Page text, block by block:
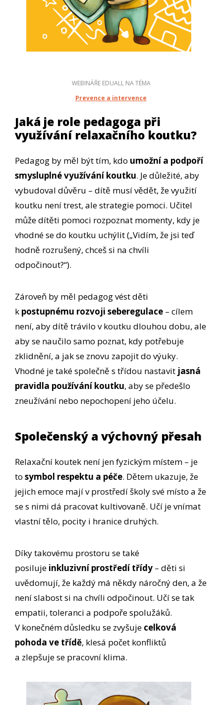
WEBINÁŘE EDUALL NA TÉMA
Prevence a intervence
Jaká je role pedagoga při
využívání relaxačního koutku?
Pedagog by měl být tím, kdo umožní a podpoří
smysluplné využívání koutku. Je důležité, aby
vybudoval důvěru – dítě musí vědět, že využití
koutku není trest, ale strategie pomoci. Učitel
může dítěti pomoci rozpoznat momenty, kdy je
vhodné se do koutku uchýlit („Vidím, že jsi teď
hodně rozrušený, chceš si na chvíli
odpočinout?“).
Zároveň by měl pedagog vést děti
k postupnému rozvoji seberegulace – cílem
není, aby dítě trávilo v koutku dlouhou dobu, ale
aby se naučilo samo poznat, kdy potřebuje
zklidnění, a jak se znovu zapojit do výuky.
Vhodné je také společně s třídou nastavit jasná
pravidla používání koutku, aby se předešlo
zneužívání nebo nepochopení jeho účelu.
Společenský a výchovný přesah
Relaxační koutek není jen fyzickým místem – je
to symbol respektu a péče. Dětem ukazuje, že
jejich emoce mají v prostředí školy své místo a že
se s nimi dá pracovat kultivovaně. Učí je vnímat
vlastní tělo, pocity i hranice druhých.
Díky takovému prostoru se také
posiluje inkluzivní prostředí třídy – děti si
uvědomují, že každý má někdy náročný den, a že
není slabost si na chvíli odpočinout. Učí se tak
empatii, toleranci a podpoře spolužáků.
V konečném důsledku se zvyšuje celková
pohoda ve třídě, klesá počet konfliktů
a zlepšuje se pracovní klima.